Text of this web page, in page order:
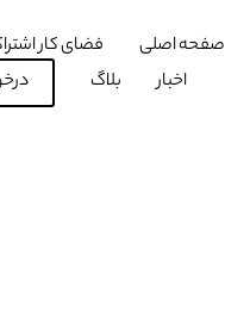
صفحه اصلی فضای کار
اخبار
بلاگ